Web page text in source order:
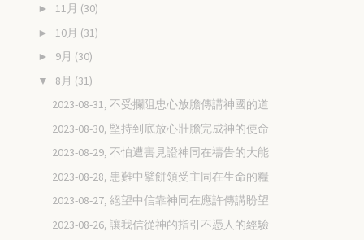
► 11月 (30)
► 10月 (31)
► 9月 (30)
▼ 8月 (31)
2023-08-31, 不受攔阻忠心放膽傳講神國的道
2023-08-30, 堅持到底放心壯膽完成神的使命
2023-08-29, 不怕遭害見證神同在禱告的大能
2023-08-28, 患難中擘餅領受主同在生命的糧
2023-08-27, 絕望中信靠神同在應許傳講盼望
2023-08-26, 讓我信從神的指引不憑人的經驗